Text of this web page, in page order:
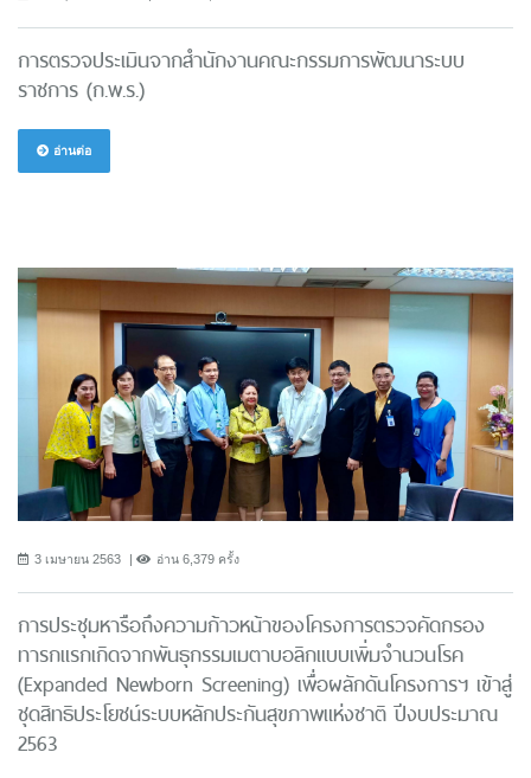
การตรวจประเมินจากสำนักงานคณะกรรมการพัฒนาระบบ
ราชการ (ก.พ.ร.)
อ่านต่อ
3 เมษายน 2563 อ่าน 6,379 ครั้ง
การประชุมหารือถึงความก้าวหน้าของโครงการตรวจคัดกรอง
ทารกแรกเกิดจากพันธุกรรมเมตาบอลิกแบบเพิ่มจำนวนโรค
(Expanded Newborn Screening) เพื่อผลักดันโครงการฯ เข้าสู่
ชุดสิทธิประโยชน์ระบบหลักประกันสุขภาพแห่งชาติ ปีงบประมาณ
2563